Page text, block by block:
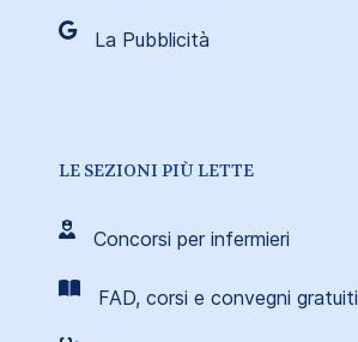
La Pubblicità
LE SEZIONI PIÙ LETTE
Concorsi per infermieri
FAD, corsi e convegni gratuiti